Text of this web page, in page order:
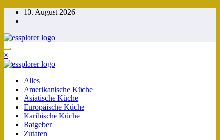
Zum
Inhalt
10. August 2026
×
Alles
Amerikanische Küche
Asiatische Küche
Europäische Küche
Karibische Küche
Ratgeber
Zutaten